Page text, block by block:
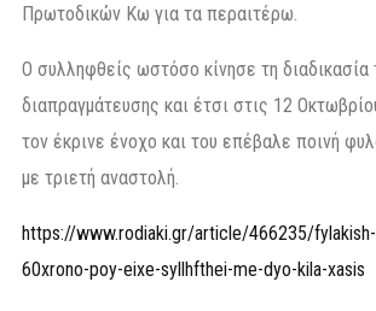
Πρωτοδικών Κω για τα περαιτέρω.
Ο συλληφθείς ωστόσο κίνησε τη διαδικασία
διαπραγμάτευσης και έτσι στις 12
τον έκρινε ένοχο και του επέβαλε ποινή
με τριετή αναστολή.
https://www.rodiaki.gr/article/466235/
60xrono-poy-eixe-syllhfthei-me-dyo-kila-xasis